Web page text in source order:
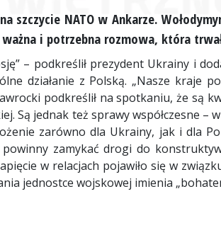
szczycie NATO w Ankarze.
ważna i potrzebna rozmowa, która
– podkreślił prezydent Ukrainy i
działanie z Polską. „Nasze kraje
podkreślił na spotkaniu, że są
Są jednak też sprawy współczesne –
zarówno dla Ukrainy, jak i dla
zamykać drogi do
w relacjach pojawiło się w
jednostce wojskowej imienia